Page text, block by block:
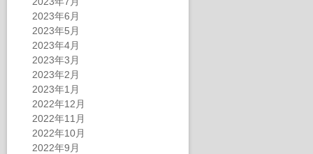
2023年6月
2023年5月
2023年4月
2023年3月
2023年2月
2023年1月
2022年12月
2022年11月
2022年10月
2022年9月